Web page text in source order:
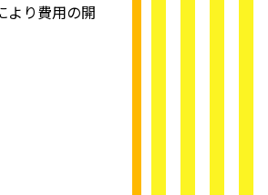
より費用の開